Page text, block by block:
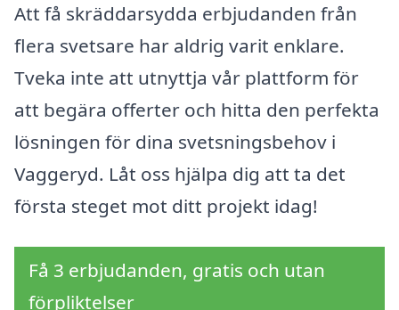
Att få skräddarsydda erbjudanden från
flera svetsare har aldrig varit enklare.
Tveka inte att utnyttja vår plattform för
att begära offerter och hitta den perfekta
lösningen för dina svetsningsbehov i
Vaggeryd. Låt oss hjälpa dig att ta det
första steget mot ditt projekt idag!
Få 3 erbjudanden, gratis och utan
förpliktelser